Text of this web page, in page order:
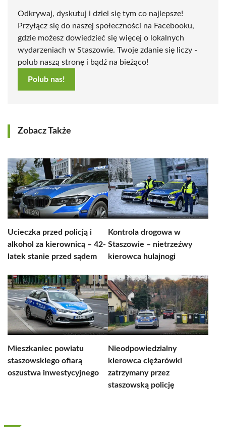
Odkrywaj, dyskutuj i dziel się tym co najlepsze!
Przyłącz się do naszej społeczności na Facebooku,
gdzie możesz dowiedzieć się więcej o lokalnych
wydarzeniach w Staszowie. Twoje zdanie się liczy -
polub naszą stronę i bądź na bieżąco!
Polub nas!
Zobacz Także
Ucieczka przed policją i
alkohol za kierownicą – 42-
latek stanie przed sądem
Kontrola drogowa w
Staszowie – nietrzeźwy
kierowca hulajnogi
Mieszkaniec powiatu
staszowskiego ofiarą
oszustwa inwestycyjnego
Nieodpowiedzialny
kierowca ciężarówki
zatrzymany przez
staszowską policję